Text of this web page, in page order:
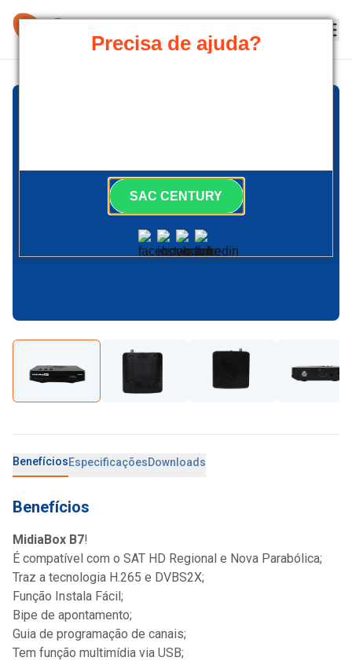
Precisa de ajuda?
SAC CENTURY
BenefíciosEspecificaçõesDownloads
Benefícios
MidiaBox B7!
É compatível com o SAT HD Regional e Nova Parabólica;
Traz a tecnologia H.265 e DVBS2X;
Função Instala Fácil;
Bipe de apontamento;
Guia de programação de canais;
Tem função multimídia via USB;